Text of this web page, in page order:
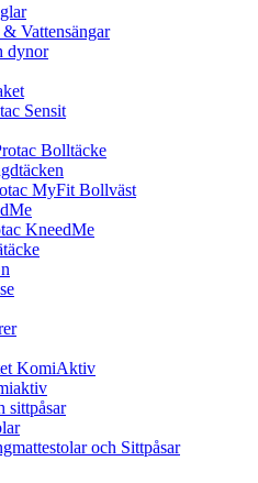
Vattensängar
dynor
Sensit
Bolltäcke
MyFit Bollväst
KneedMe
KomiAktiv
sittpåsar
och Sittpåsar